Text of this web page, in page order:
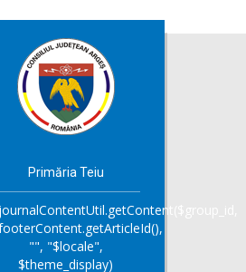
Primăria Teiu
"", "$locale",
$theme_display)